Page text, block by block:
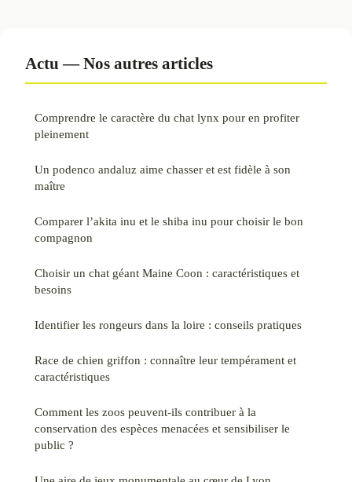
Actu — Nos autres articles
Comprendre le caractère du chat lynx pour en profiter
pleinement
Un podenco andaluz aime chasser et est fidèle à son
maître
Comparer l’akita inu et le shiba inu pour choisir le bon
compagnon
Choisir un chat géant Maine Coon : caractéristiques et
besoins
Identifier les rongeurs dans la loire : conseils pratiques
Race de chien griffon : connaître leur tempérament et
caractéristiques
Comment les zoos peuvent-ils contribuer à la
conservation des espèces menacées et sensibiliser le
public ?